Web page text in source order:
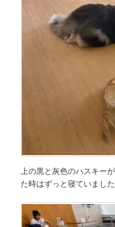
上の黒と灰色のハスキー
た時はずっと寝ていました